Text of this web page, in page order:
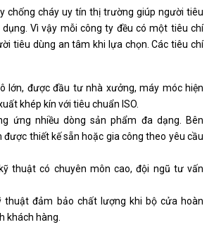
chống cháy uy tín thị trường giúp người tiêu
Vì vậy mỗi công ty đều có một tiêu chí
tiêu dùng an tâm khi lựa chọn. Các tiêu chí
lớn, được đầu tư nhà xưởng, máy móc hiện
khép kín với tiêu chuẩn ISO.
ứng nhiều dòng sản phẩm đa dạng. Bên
được thiết kế sẵn hoặc gia công theo yêu cầu
thuật có chuyên môn cao, đội ngũ tư vấn
thuật đảm bảo chất lượng khi bộ cửa hoàn
khách hàng.